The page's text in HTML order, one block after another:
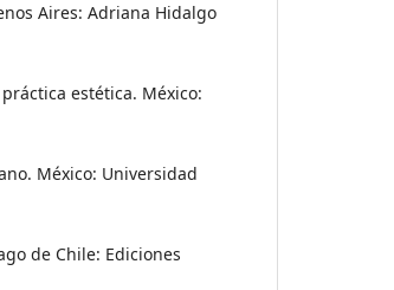
Aires: Adriana Hidalgo
estética. México:
México: Universidad
de Chile: Ediciones